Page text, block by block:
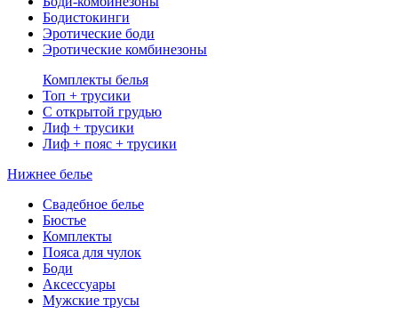
Бодистокинги
Эротические боди
Эротические комбинезоны
Комплекты белья
Топ + трусики
С открытой грудью
Лиф + трусики
Лиф + пояс + трусики
Нижнее белье
Свадебное белье
Бюстье
Комплекты
Пояса для чулок
Боди
Аксессуары
Мужские трусы